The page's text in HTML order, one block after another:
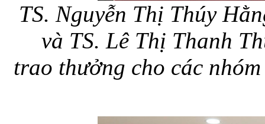
TS. Nguyễn Thị Thúy
và TS. Lê Thị Thanh
trao thưởng cho các